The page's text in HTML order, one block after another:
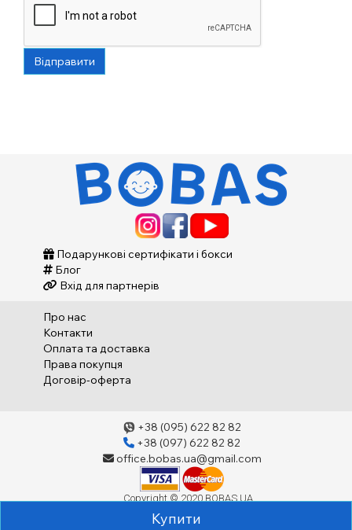
Відправити
Подарункові сертифікати і бокси
Блог
Вхід для партнерів
Про нас
Контакти
Оплата та доставка
Права покупця
Договір-оферта
+38 (095) 622 82 82
+38 (097) 622 82 82
office.bobas.ua@gmail.com
Copyright © 2020 BOBAS.UA
Купити